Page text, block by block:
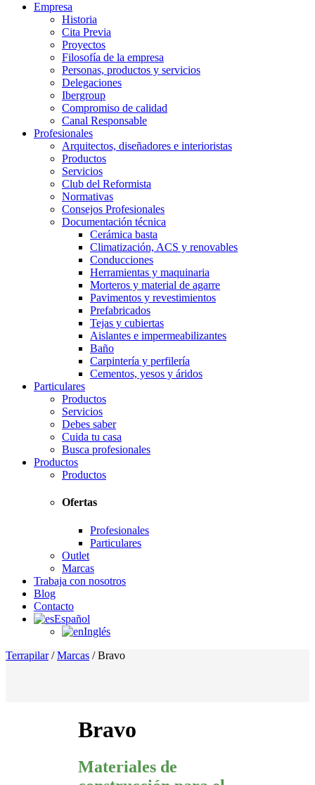
Empresa
Historia
Cita Previa
Proyectos
Filosofía de la empresa
Personas, productos y servicios
Delegaciones
Ibergroup
Compromiso de calidad
Canal Responsable
Profesionales
Arquitectos, diseñadores e interioristas
Productos
Servicios
Club del Reformista
Normativas
Consejos Profesionales
Documentación técnica
Cerámica basta
Climatización, ACS y renovables
Conducciones
Herramientas y maquinaria
Morteros y material de agarre
Pavimentos y revestimientos
Prefabricados
Tejas y cubiertas
Aislantes e impermeabilizantes
Baño
Carpintería y perfilería
Cementos, yesos y áridos
Particulares
Productos
Servicios
Debes saber
Cuida tu casa
Busca profesionales
Productos
Productos
Ofertas
Profesionales
Particulares
Outlet
Marcas
Trabaja con nosotros
Blog
Contacto
Español
Inglés
Terrapilar/Marcas /Bravo
Bravo
Materiales de